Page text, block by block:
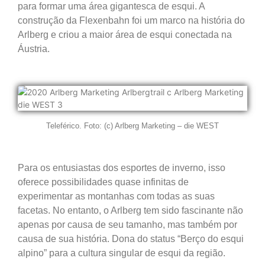
para formar uma área gigantesca de esqui. A
construção da Flexenbahn foi um marco na história do
Arlberg e criou a maior área de esqui conectada na
Áustria.
Teleférico. Foto: (c) Arlberg Marketing – die WEST
Para os entusiastas dos esportes de inverno, isso
oferece possibilidades quase infinitas de
experimentar as montanhas com todas as suas
facetas. No entanto, o Arlberg tem sido fascinante não
apenas por causa de seu tamanho, mas também por
causa de sua história. Dona do status “Berço do esqui
alpino” para a cultura singular de esqui da região.